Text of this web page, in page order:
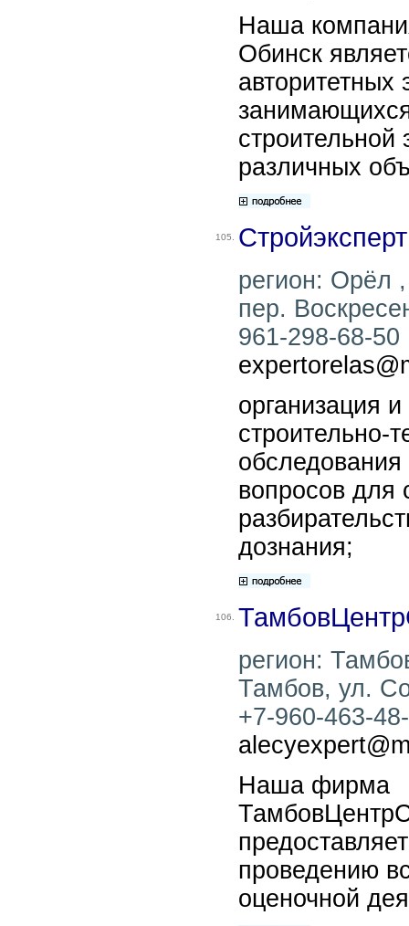
Наша
Обинск
авторитетных
строительной
различных
105.
регион: Орёл
пер.
961-298-68-50
организация
строительно-
вопросов для
дознания;
106.
регион:
Тамбов, ул.
+7-960-463-
Наша фирма
проведению
оценочной